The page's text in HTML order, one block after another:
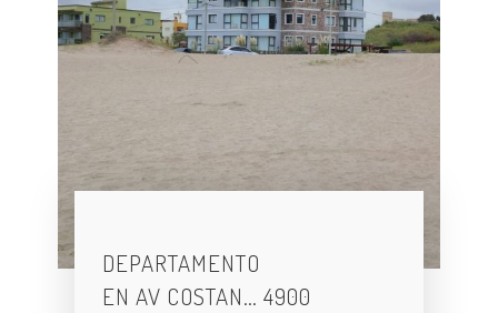
DEPARTAMENTO
EN AV COSTAN… 4900